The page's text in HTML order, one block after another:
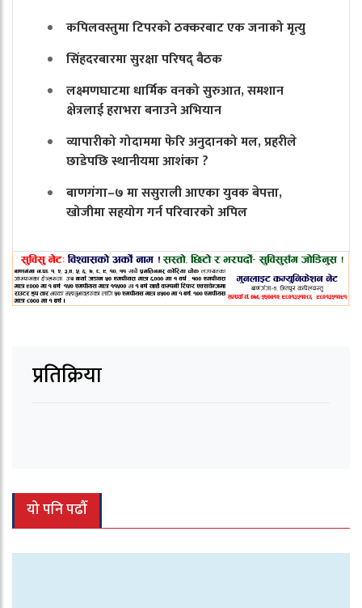
कपिलवस्तुमा टिपरको ठक्करबाट एक जनाको मृत्यु
सिंहदरबारमा सुरक्षा परिषद् बैठक
लक्ष्मणघाटमा धार्मिक वनको सुरुआत, समशान
क्षेत्रलाई हराभरा बनाउने अभियान
व्यापारीको गोदाममा फेरि अनुदानको मल, प्रहरीले
छाडेपछि स्थानीयमा आशंका ?
बाणगंगा–७ मा ससुराली आएका युवक बेपत्ता,
खोजीमा सहयोग गर्न परिवारको अपिल
प्रतिक्रिया
यो पनि पढौँ